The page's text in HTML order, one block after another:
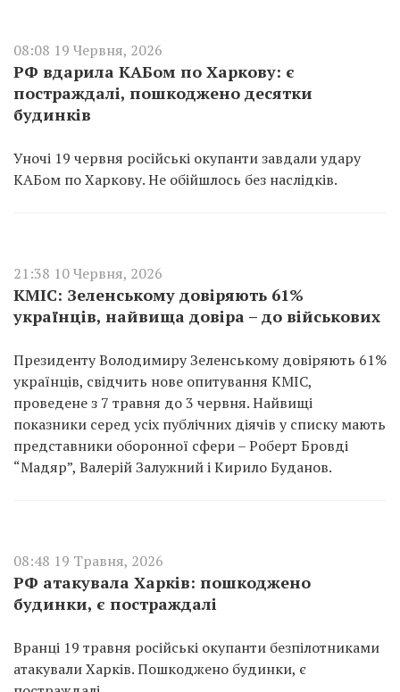
08:08 19 Червня, 2026
РФ вдарила КАБом по Харкову: є
постраждалі, пошкоджено десятки
будинків
Уночі 19 червня російські окупанти завдали удару
КАБом по Харкову. Не обійшлось без наслідків.
21:38 10 Червня, 2026
КМІС: Зеленському довіряють 61%
українців, найвища довіра – до військових
Президенту Володимиру Зеленському довіряють 61%
українців, свідчить нове опитування КМІС,
проведене з 7 травня до 3 червня. Найвищі
показники серед усіх публічних діячів у списку мають
представники оборонної сфери – Роберт Бровді
“Мадяр”, Валерій Залужний і Кирило Буданов.
08:48 19 Травня, 2026
РФ атакувала Харків: пошкоджено
будинки, є постраждалі
Вранці 19 травня російські окупанти безпілотниками
атакували Харків. Пошкоджено будинки, є